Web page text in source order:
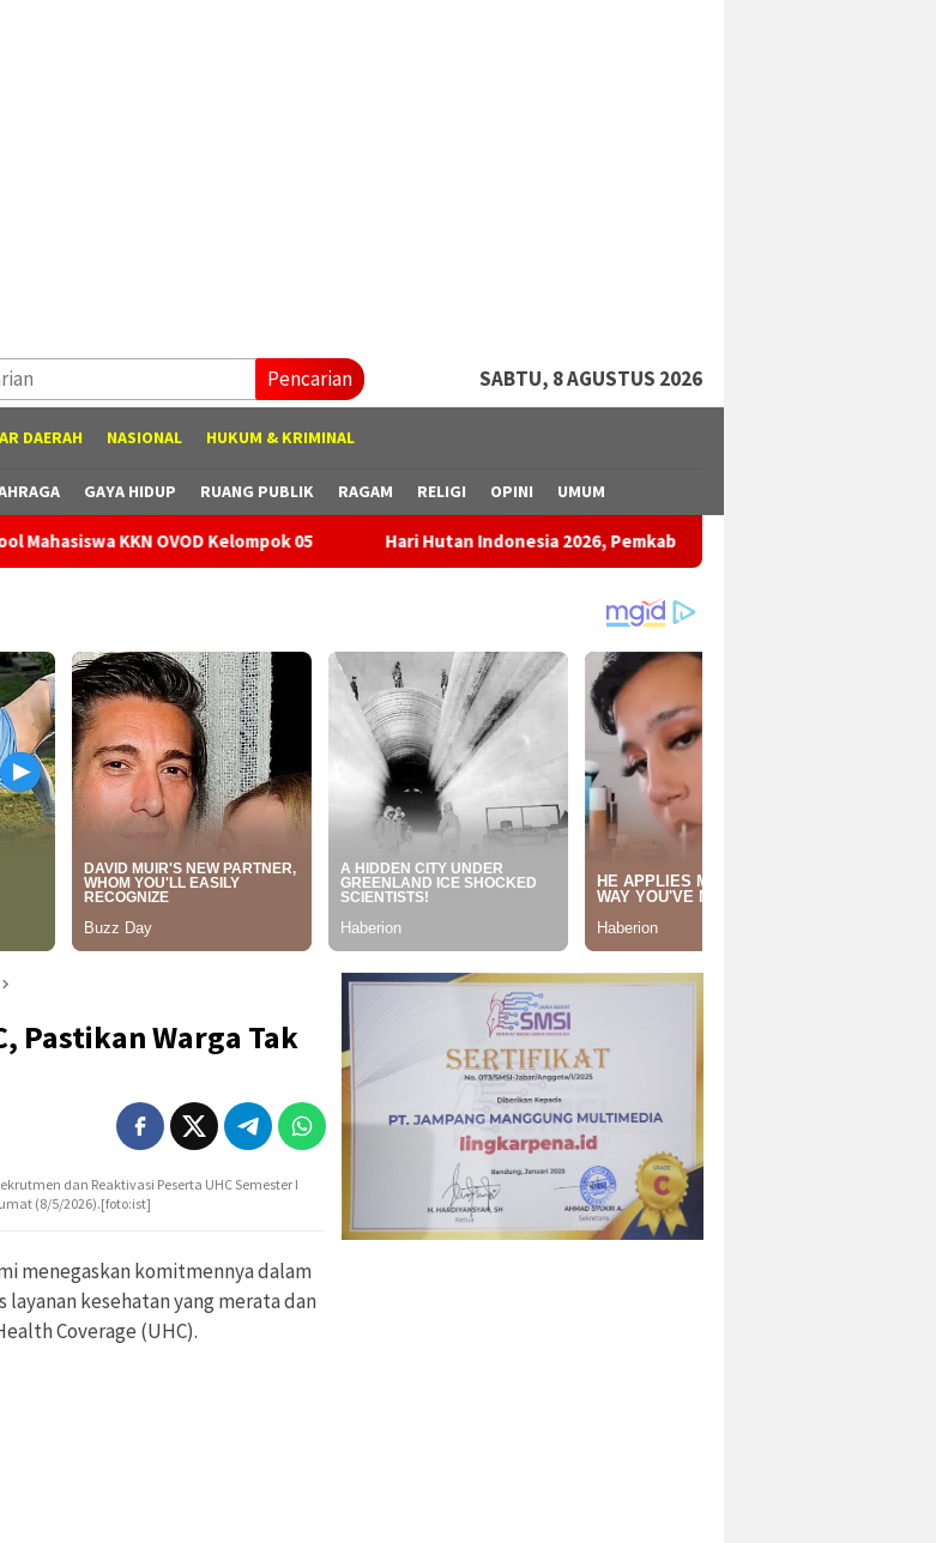
Pencarian SABTU, 8 AGUSTUS 2026
DAERAH NASIONAL HUKUM & KRIMINAL
GAYA HIDUP RUANG PUBLIK RAGAM RELIGI OPINI UMUM
Kelompok 05 Hari Hutan Indonesia 2026, Pemkab Sukabumi Ajak Masyarakat Pulihkan Hutan dan
Pastikan Warga Tak
dan Reaktivasi Peserta UHC Semester I
(8/5/2026).[foto:ist]
menegaskan komitmennya dalam
kesehatan yang merata dan
Coverage (UHC).